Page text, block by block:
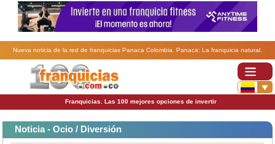
Nueva noticia de la red de franquicias Panaca Colombia. Panaca: La franquicia natural.
Franquicias. Las 100 mejores opciones de invertir
Noticia - Ocio / Diversión